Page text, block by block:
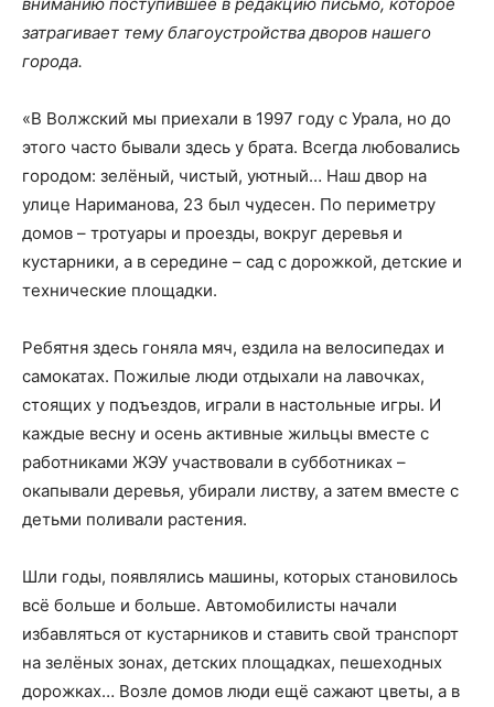
затрагивает тему благоустройства дворов нашего
города.
«В Волжский мы приехали в 1997 году с Урала, но до
этого часто бывали здесь у брата. Всегда любовались
городом: зелёный, чистый, уютный… Наш двор на
улице Нариманова, 23 был чудесен. По периметру
домов – тротуары и проезды, вокруг деревья и
кустарники, а в середине – сад с дорожкой, детские и
технические площадки.
Ребятня здесь гоняла мяч, ездила на велосипедах и
самокатах. Пожилые люди отдыхали на лавочках,
стоящих у подъездов, играли в настольные игры. И
каждые весну и осень активные жильцы вместе с
работниками ЖЭУ участвовали в субботниках –
окапывали деревья, убирали листву, а затем вместе с
детьми поливали растения.
Шли годы, появлялись машины, которых становилось
всё больше и больше. Автомобилисты начали
избавляться от кустарников и ставить свой транспорт
на зелёных зонах, детских площадках, пешеходных
дорожках… Возле домов люди ещё сажают цветы, а в